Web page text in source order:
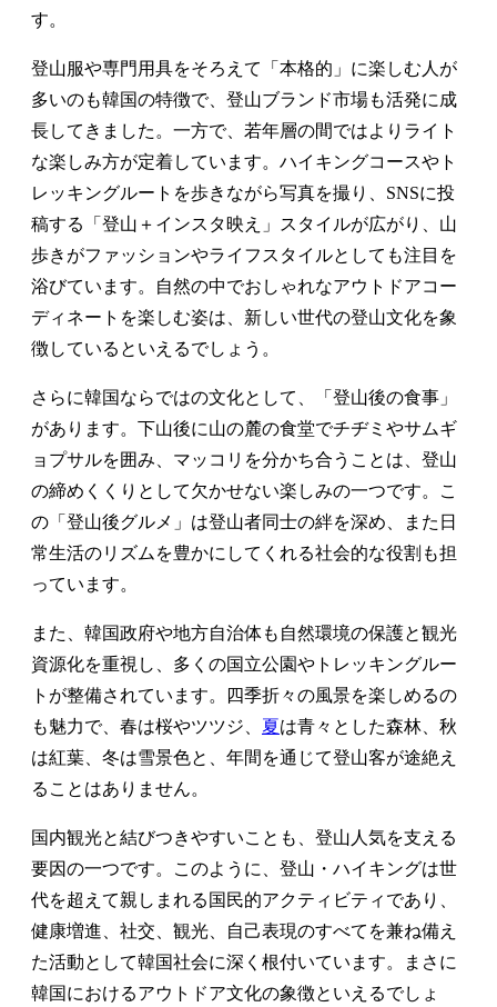
す。
登山服や専門用具をそろえて「本格的」に楽しむ人が
多いのも韓国の特徴で、登山ブランド市場も活発に成
長してきました。一方で、若年層の間ではよりライト
な楽しみ方が定着しています。ハイキングコースやト
レッキングルートを歩きながら写真を撮り、SNSに投
稿する「登山＋インスタ映え」スタイルが広がり、山
歩きがファッションやライフスタイルとしても注目を
浴びています。自然の中でおしゃれなアウトドアコー
ディネートを楽しむ姿は、新しい世代の登山文化を象
徴しているといえるでしょう。
さらに韓国ならではの文化として、「登山後の食事」
があります。下山後に山の麓の食堂でチヂミやサムギ
ョプサルを囲み、マッコリを分かち合うことは、登山
の締めくくりとして欠かせない楽しみの一つです。こ
の「登山後グルメ」は登山者同士の絆を深め、また日
常生活のリズムを豊かにしてくれる社会的な役割も担
っています。
また、韓国政府や地方自治体も自然環境の保護と観光
資源化を重視し、多くの国立公園やトレッキングルー
トが整備されています。四季折々の風景を楽しめるの
も魅力で、春は桜やツツジ、 夏は青々とした森林、秋
は紅葉、冬は雪景色と、年間を通じて登山客が途絶え
ることはありません。
国内観光と結びつきやすいことも、登山人気を支える
要因の一つです。このように、登山・ハイキングは世
代を超えて親しまれる国民的アクティビティであり、
健康増進、社交、観光、自己表現のすべてを兼ね備え
た活動として韓国社会に深く根付いています。まさに
韓国におけるアウトドア文化の象徴といえるでしょ